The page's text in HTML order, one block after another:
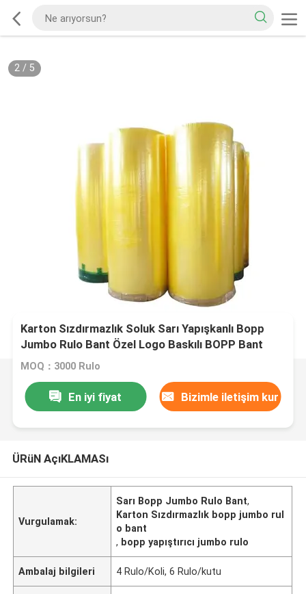
2/ 5
Karton Sızdırmazlık Soluk Sarı Yapışkanlı Bopp
Jumbo Rulo Bant Özel Logo Baskılı BOPP Bant
MOQ：3000 Rulo
En iyi fiyat Bizimle iletişim kur
ÜRüN AçıKLAMASı
Vurgulamak:
Sarı Bopp Jumbo Rulo Bant,
Karton Sızdırmazlık bopp jumbo rul
o bant
, bopp yapıştırıcı jumbo rulo
Ambalaj bilgileri 4 Rulo/Koli, 6 Rulo/kutu